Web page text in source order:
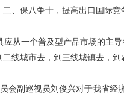
、保八争十，提高出口国际
从一个普及型产品市场的主
线城市去，到三线城镇去，
会副巡视员刘俊兴对于我省经